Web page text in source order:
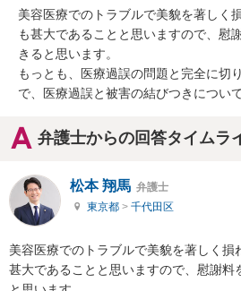
美容医療でのトラブルで美貌を著しく
も甚大であることと思いますので、慰
きると思います。
もっとも、医療過誤の問題と完全に切
で、医療過誤と被害の結びつきについ
弁護士からの回答タイムラ
松本 翔馬 弁護士
東京都 > 千代田区
美容医療でのトラブルで美貌を著しく損
甚大であることと思いますので、慰謝料